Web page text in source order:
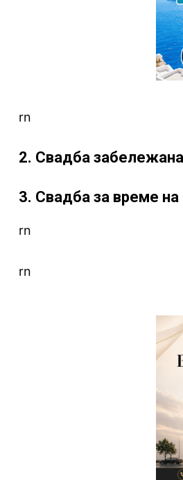
rn
2. Свадба
3. Свадба за време
rn
rn